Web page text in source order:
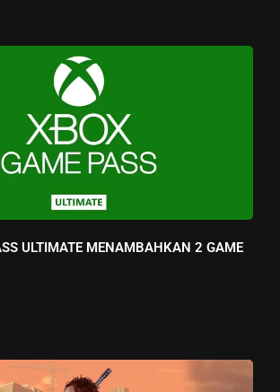
ULTIMATE MENAMBAHKAN 2 GAME